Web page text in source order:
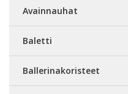
Avainnauhat
Baletti
Ballerinakoristeet